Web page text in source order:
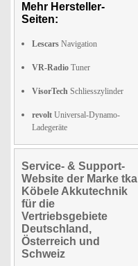
Mehr Hersteller-
Seiten:
Lescars Navigation
VR-Radio Tuner
VisorTech Schliesszylinder
revolt Universal-Dynamo-
Ladegeräte
Service- & Support-
Website der Marke tka
Köbele Akkutechnik
für die
Vertriebsgebiete
Deutschland,
Österreich und
Schweiz